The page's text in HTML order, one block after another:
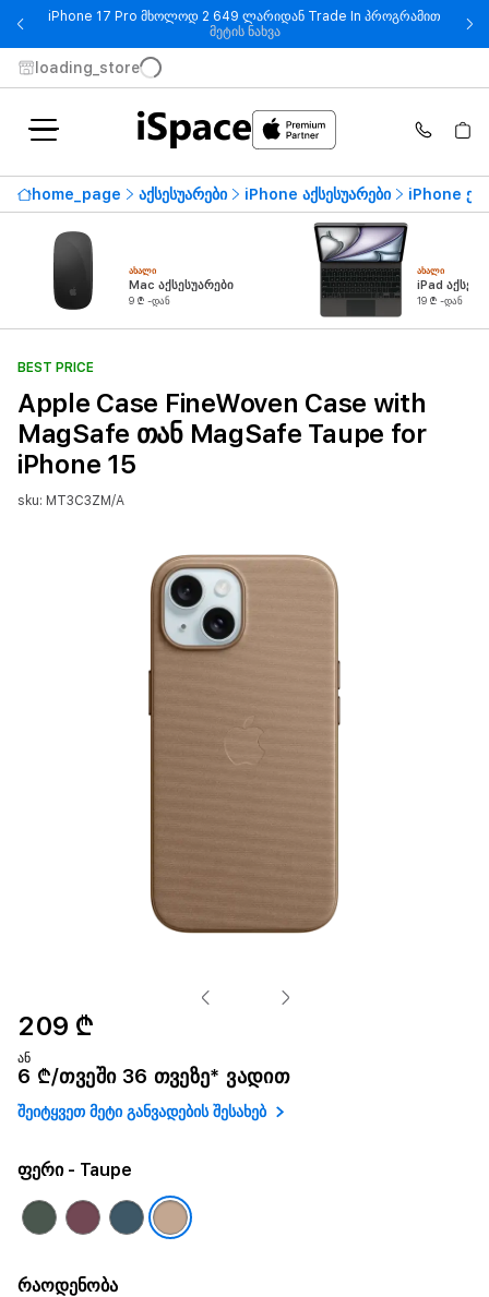
iPhone 17 Pro მხოლოდ 2 649 ლარიდან Trade In პროგრამით
მეტის ნახვა- iPhone 17 Pro მხოლოდ 2 649
loading_store
home_page აქსესუარები iPhone აქსესუარები iPhone
ᲐᲮᲐᲚᲘ
Mac აქსესუარები
9 ₾ -დან
ᲐᲮᲐᲚᲘ
iPad
19 ₾ -დან
BEST PRICE
Apple Case FineWoven Case with
MagSafe თან MagSafe Taupe for
iPhone 15
sku: MT3C3ZM/A
209 ₾
ან
6 ₾/თვეში 36 თვეზე* ვადით
შეიტყვეთ მეტი განვადების შესახებ
ფერი- Taupe
რაოდენობა